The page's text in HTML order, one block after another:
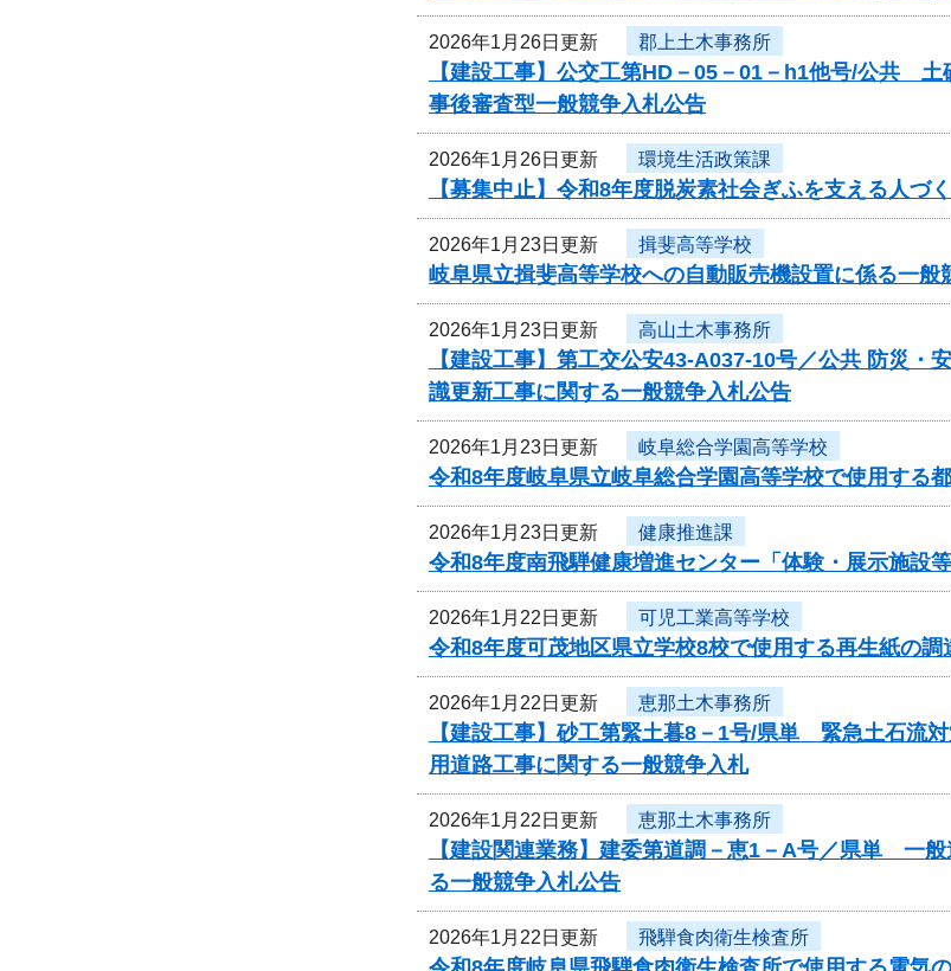
2026年1月26日更新 郡上土木事務所
【建設工事】公交工第HD－05－01－h1他号/公共
事後審査型一般競争入札公告
2026年1月26日更新 環境生活政策課
【募集中止】令和8年度脱炭素社会ぎふを支える人づ
2026年1月23日更新 揖斐高等学校
岐阜県立揖斐高等学校への自動販売機設置に係る一般
2026年1月23日更新 高山土木事務所
【建設工事】第工交公安43-A037-10号／公共 防災
識更新工事に関する一般競争入札公告
2026年1月23日更新 岐阜総合学園高等学校
令和8年度岐阜県立岐阜総合学園高等学校で使用する
2026年1月23日更新 健康推進課
令和8年度南飛騨健康増進センター「体験・展示施設
2026年1月22日更新 可児工業高等学校
令和8年度可茂地区県立学校8校で使用する再生紙の
2026年1月22日更新 恵那土木事務所
【建設工事】砂工第緊土暮8－1号/県単 緊急土石流
用道路工事に関する一般競争入札
2026年1月22日更新 恵那土木事務所
【建設関連業務】建委第道調－恵1－A号／県単
る一般競争入札公告
2026年1月22日更新 飛騨食肉衛生検査所